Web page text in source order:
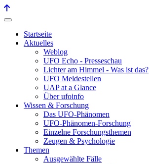
Startseite
Aktuelles
Weblog
UFO Echo - Presseschau
Lichter am Himmel - Was ist das?
UFO Meldestellen
UAP at a Glance
Über ufoinfo
Wissen & Forschung
Das UFO-Phänomen
UFO-Phänomen-Forschung
Einzelne Forschungsthemen
Zeugen & Psychologie
Themen
Ausgewählte Fälle